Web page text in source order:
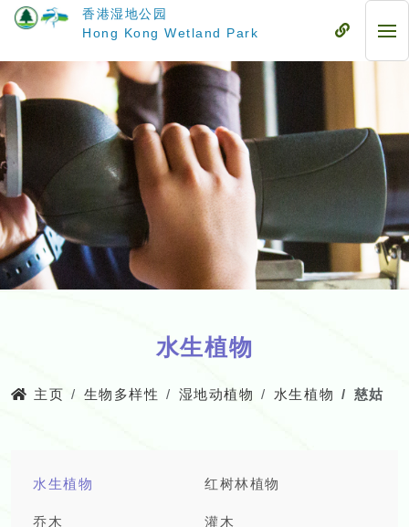
要
内
容
香港湿地公园
Hong Kong Wetland Park
流
流
动
水生植物
主页 生物多样性 湿地动植物 水生植物 慈姑
水生植物 红树林植物
乔木 灌木